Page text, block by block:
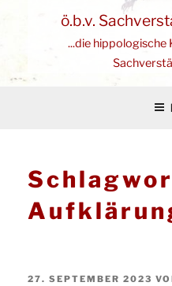
ö.b.v.
...die hippologische
VERÖFFENTLICHT
27. SEPTEMBER 2023